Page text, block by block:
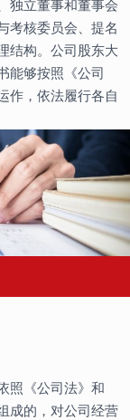
独立董事和董事会
考核委员会、提名
结构。公司股东大
能够按照《公司
作，依法履行各自
照《公司法》和
成的，对公司经营